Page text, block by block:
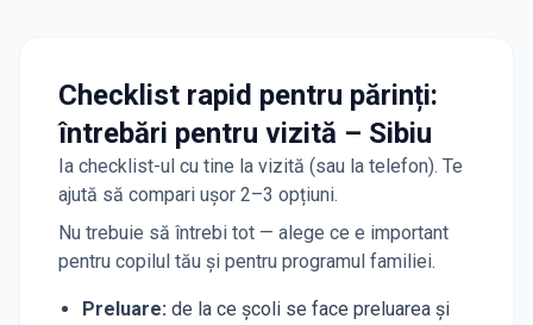
Checklist rapid pentru părinți:
întrebări pentru vizită – Sibiu
Ia checklist-ul cu tine la vizită (sau la telefon). Te
ajută să compari ușor 2–3 opțiuni.
Nu trebuie să întrebi tot — alege ce e important
pentru copilul tău și pentru programul familiei.
Preluare: de la ce școli se face preluarea și